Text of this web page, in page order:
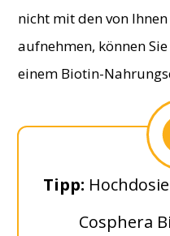
nicht mit den von
aufnehmen, können
einem Biotin-
​Tipp:
​​Cosphera